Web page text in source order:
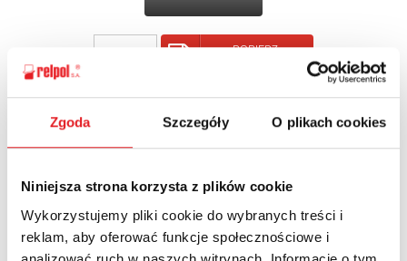
Zgoda Szczegóły O plikach cookies
Niniejsza strona korzysta z plików cookie
Wykorzystujemy pliki cookie do wybranych treści i
reklam, aby oferować funkcje społecznościowe i
POBIERZ
POWRÓT
Zapytaj o szczegóły oferty